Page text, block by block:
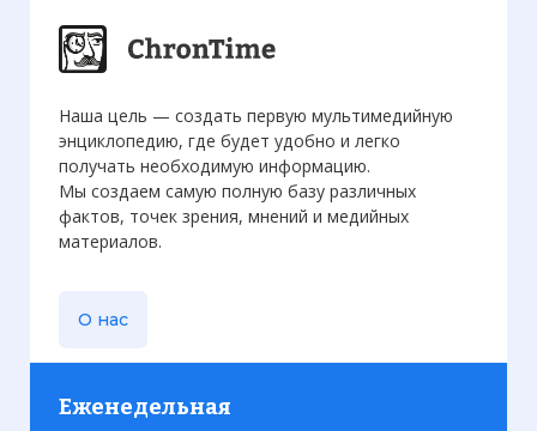
Наша цель — создать первую мультимедийную
энциклопедию, где будет удобно и легко
получать необходимую информацию.
Мы создаем самую полную базу различных
фактов, точек зрения, мнений и медийных
материалов.
О нас
Еженедельная